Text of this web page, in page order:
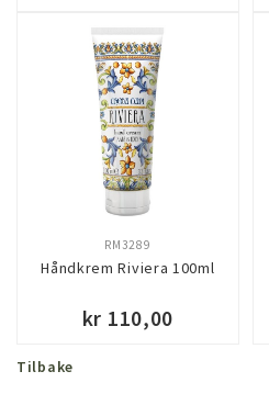
Håndkrem Riviera 100ml
RM3289
kr 110,00
Tilbake